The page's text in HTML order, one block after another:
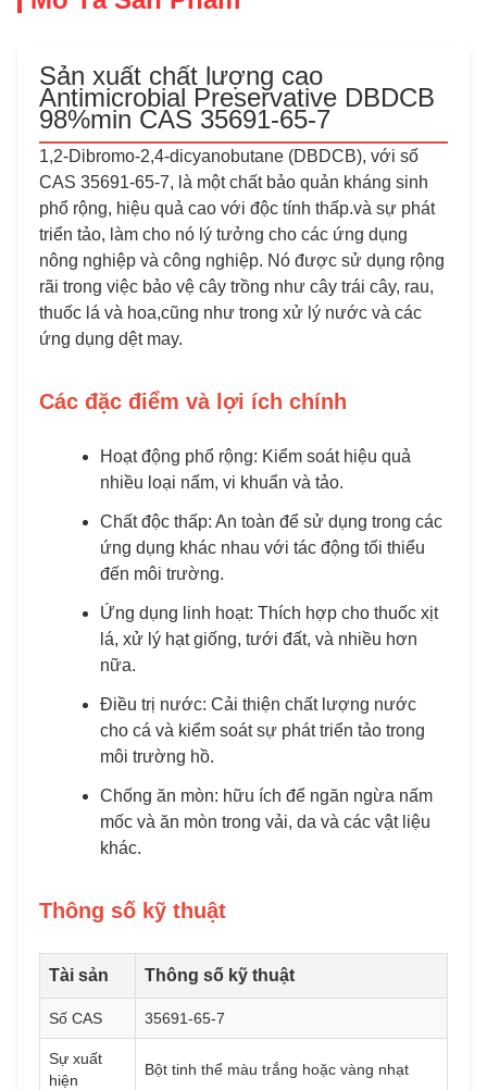
Sản xuất chất lượng cao
Antimicrobial Preservative DBDCB
98%min CAS 35691-65-7
1,2-Dibromo-2,4-dicyanobutane (DBDCB), với số
CAS 35691-65-7, là một chất bảo quản kháng sinh
phổ rộng, hiệu quả cao với độc tính thấp.và sự phát
triển tảo, làm cho nó lý tưởng cho các ứng dụng
nông nghiệp và công nghiệp. Nó được sử dụng rộng
rãi trong việc bảo vệ cây trồng như cây trái cây, rau,
thuốc lá và hoa,cũng như trong xử lý nước và các
ứng dụng dệt may.
Các đặc điểm và lợi ích chính
Hoạt động phổ rộng: Kiểm soát hiệu quả
nhiều loại nấm, vi khuẩn và tảo.
Chất độc thấp: An toàn để sử dụng trong các
ứng dụng khác nhau với tác động tối thiểu
đến môi trường.
Ứng dụng linh hoạt: Thích hợp cho thuốc xịt
lá, xử lý hạt giống, tưới đất, và nhiều hơn
nữa.
Điều trị nước: Cải thiện chất lượng nước
cho cá và kiểm soát sự phát triển tảo trong
môi trường hồ.
Chống ăn mòn: hữu ích để ngăn ngừa nấm
mốc và ăn mòn trong vải, da và các vật liệu
khác.
Thông số kỹ thuật
Tài sản Thông số kỹ thuật
Số CAS 35691-65-7
Sự xuất
hiện
Bột tinh thể màu trắng hoặc vàng nhạt